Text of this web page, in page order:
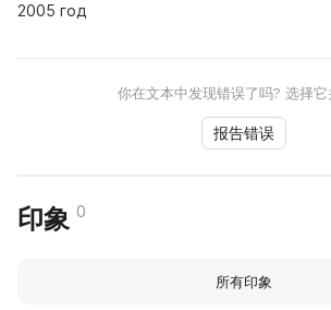
2005 год
你在文本中发现错误了吗? 选择它
报告错误
印象 0
所有印象